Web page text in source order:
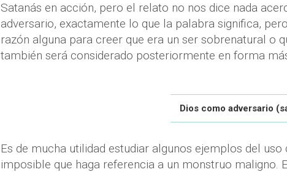
Satanás en acción, pero el relato no nos dice nada
adversario, exactamente lo que la palabra significa,
razón alguna para creer que era un ser sobrenatural o
también será considerado posteriormente en forma
Dios como adversario
Es de mucha utilidad estudiar algunos ejemplos del
imposible que haga referencia a un monstruo maligno.